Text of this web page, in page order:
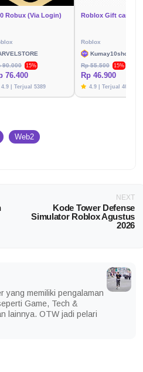
Robux (Via Login)
90.000
15%
76.400
4.9 | Terjual 5389
Roblox
Kumay10shop
Rp 55.500
15%
Rp 46.900
4.9 | Terjual 4003
Web2
NEXT
Kode Tower Defense
Simulator Roblox Agustus
2026
yang memiliki pengalaman
Game, Tech &
lainnya. OTW jadi pelari